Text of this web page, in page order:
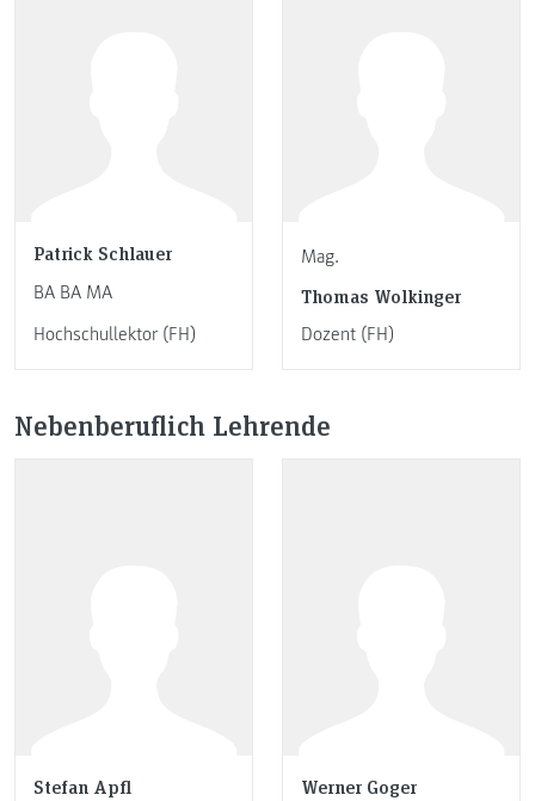
Patrick Schlauer
BA BA MA
Hochschullektor (FH)
Mag.
Thomas Wolkinger
Dozent (FH)
Nebenberuflich Lehrende
Stefan Apfl Werner Goger